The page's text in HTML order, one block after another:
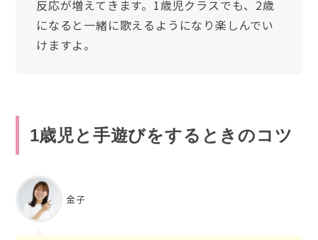
反応が増えてきます。1歳児クラスでも、2歳
になると一緒に歌えるようになり楽しんでい
けますよ。
1歳児と手遊びをするときのコツ
金子